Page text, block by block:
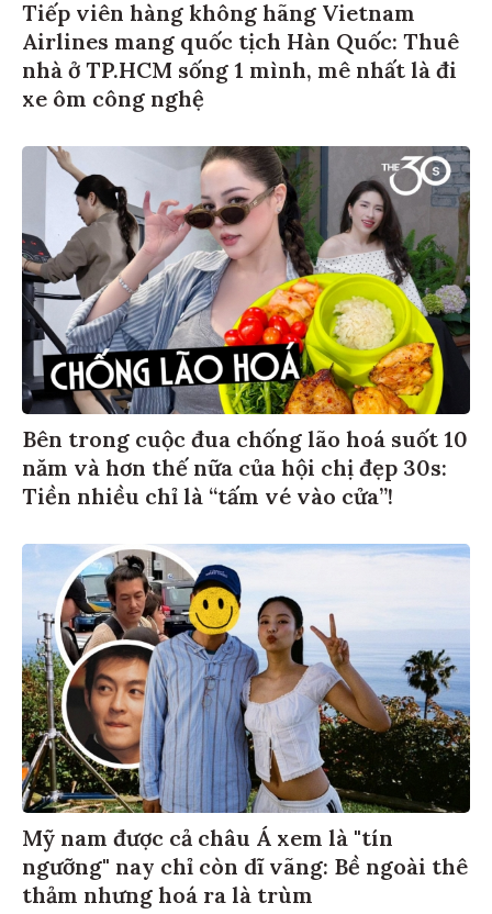
Tiếp viên hàng không hãng Vietnam
Airlines mang quốc tịch Hàn Quốc: Thuê
nhà ở TP.HCM sống 1 mình, mê nhất là đi
xe ôm công nghệ
Bên trong cuộc đua chống lão hoá suốt 10
năm và hơn thế nữa của hội chị đẹp 30s:
Tiền nhiều chỉ là “tấm vé vào cửa”!
Mỹ nam được cả châu Á xem là "tín
ngưỡng" nay chỉ còn dĩ vãng: Bề ngoài thê
thảm nhưng hoá ra là trùm